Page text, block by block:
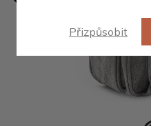
Přizpůsobit